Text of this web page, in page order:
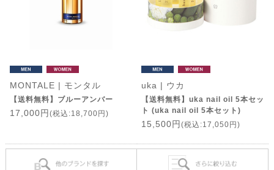
MONTALE | モンタル
【送料無料】ブルーアンバー
17,000円 (税込:18,700円)
uka | ウカ
【送料無料】uka nail oil 5本セッ
ト (uka nail oil 5本セット)
15,500円 (税込:17,050円)